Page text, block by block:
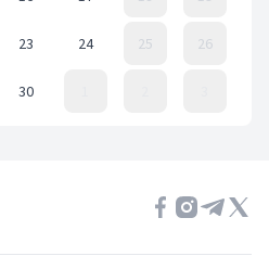
23 24 25 26
30